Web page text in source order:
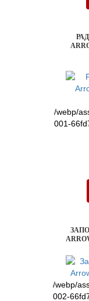
/webp/
001-
/webp/
002-